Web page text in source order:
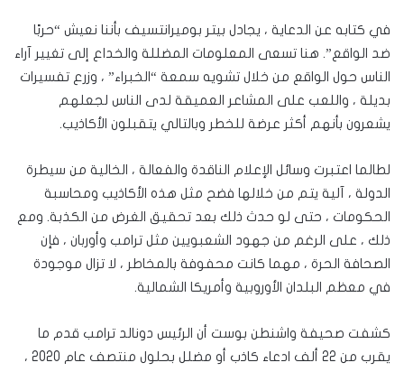
في كتابه عن الدعاية ، يجادل بيتر بوميرانتسيف بأننا نعيش “حربًا
ضد الواقع”. هنا تسعى المعلومات المضللة والخداع إلى تغيير آراء
الناس حول الواقع من خلال تشويه سمعة “الخبراء” ، وزرع تفسيرات
بديلة ، واللعب على المشاعر العميقة لدى الناس لجعلهم
يشعرون بأنهم أكثر عرضة للخطر وبالتالي يتقبلون الأكاذيب.
لطالما اعتبرت وسائل الإعلام الناقدة والفعالة ، الخالية من سيطرة
الدولة ، آلية يتم من خلالها فضح مثل هذه الأكاذيب ومحاسبة
الحكومات ، حتى لو حدث ذلك بعد تحقيق الغرض من الكذبة. ومع
ذلك ، على الرغم من جهود الشعبويين مثل ترامب وأوربان ، فإن
الصحافة الحرة ، مهما كانت محفوفة بالمخاطر ، لا تزال موجودة
في معظم البلدان الأوروبية وأمريكا الشمالية.
كشفت صحيفة واشنطن بوست أن الرئيس دونالد ترامب قدم ما
يقرب من 22 ألف ادعاء كاذب أو مضلل بحلول منتصف عام 2020 ،